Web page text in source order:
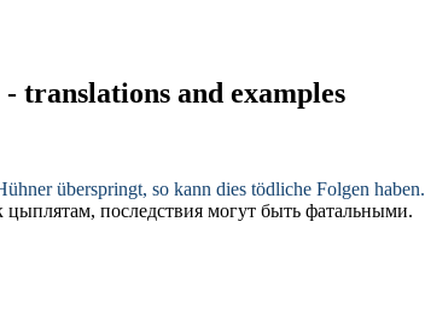
and examples
überspringt, so kann dies tödliche Folgen haben.
цыплятам, последствия могут быть фатальными.